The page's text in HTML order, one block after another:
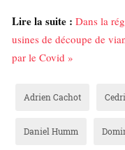
Lire la suite : Dans la
usines de découpe de
par le Covid »
Adrien Cachot
Daniel Humm